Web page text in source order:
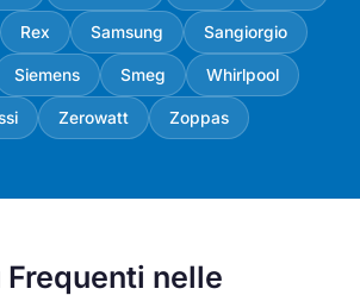
Rex Samsung Sangiorgio
Siemens Smeg Whirlpool
Zerowatt Zoppas
Frequenti nelle